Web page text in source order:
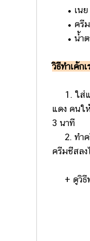
• เนย
• ครีม
• น้ำตา
วิธีทำเค้กเ
1. ใส่แป้
แดง คนใ
3 นาที
2. ทำค
ครีมชีสลง
+ ดูวิธีท